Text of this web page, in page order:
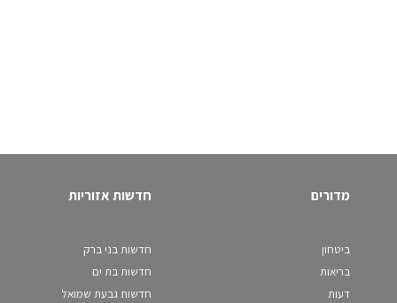
מדורים
ביטחון
בריאות
דעות
חדשות אזוריות
חדשות בני ברק
חדשות בת ים
חדשות גבעת שמואל